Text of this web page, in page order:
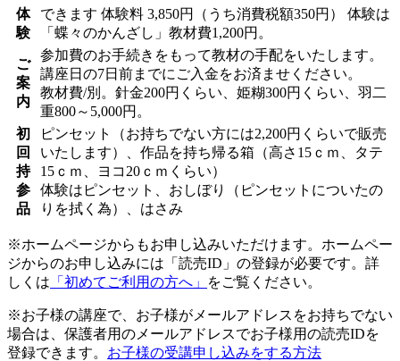
体
験
できます 体験料 3,850円（うち消費税額350円） 体験は
「蝶々のかんざし」教材費1,200円。
ご
案
内
参加費のお手続きをもって教材の手配をいたします。
講座日の7日前までにご入金をお済ませください。
教材費/別。針金200円くらい、姫糊300円くらい、羽二
重800～5,000円。
初
回
持
参
品
ピンセット（お持ちでない方には2,200円くらいで販売
いたします）、作品を持ち帰る箱（高さ15ｃｍ、タテ
15ｃｍ、ヨコ20ｃｍくらい）
体験はピンセット、おしぼり（ピンセットについたの
りを拭く為）、はさみ
※ホームページからもお申し込みいただけます。ホームペー
ジからのお申し込みには「読売ID」の登録が必要です。詳
しくは 「初めてご利用の方へ」 をご覧ください。
※お子様の講座で、お子様がメールアドレスをお持ちでない
場合は、保護者用のメールアドレスでお子様用の読売IDを
登録できます。 お子様の受講申し込みをする方法